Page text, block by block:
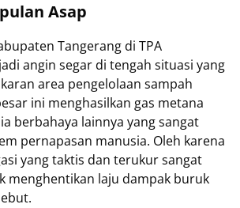
Asap
Tangerang di TPA
angin segar di tengah situasi yang
area pengelolaan sampah
ini menghasilkan gas metana
berbahaya lainnya yang sangat
pernapasan manusia. Oleh karena
yang taktis dan terukur sangat
menghentikan laju dampak buruk